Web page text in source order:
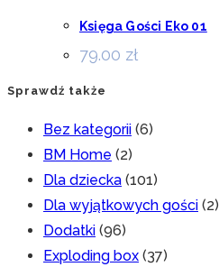
Księga Gości Eko 01
79.00 zł
Sprawdź także
Bez kategorii (6)
BM Home (2)
Dla dziecka (101)
Dla wyjątkowych gości (2)
Dodatki (96)
Exploding box (37)